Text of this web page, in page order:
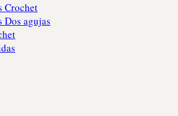
Crochet
Dos agujas